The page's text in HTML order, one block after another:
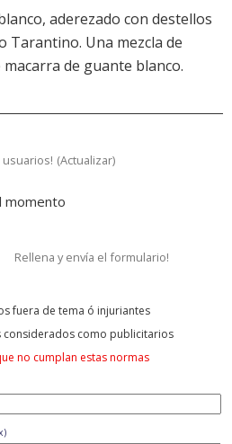
aderezado con destellos
Tarantino. Una mezcla de
de guante blanco.
(Actualizar)
momento
Rellena y envía el formulario!
fuera de tema ó injuriantes
considerados como publicitarios
no cumplan estas normas